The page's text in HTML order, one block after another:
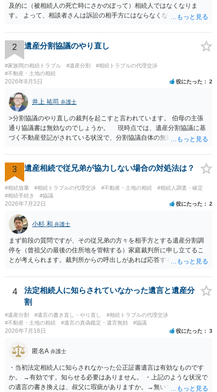
及的に（被相続人の死亡時にさかのぼって）相続人ではなくなりま
す。 よって、相談者さんは訴訟の相手方にはならなくなるので（明け
理証明を家庭裁判所で取得し、コピーを答弁書に添えて裁判所に提出
してください。 質問２について 請求棄却を求める答弁書を提出すれ
ば、第１回期日は出席する必要がありません。その日は差支え（用事
があり出席できない）との記載で十分です。 質問３について 弁護士で
はないので、ｍｉｎｔｓでの提出の必要は無いと思います。郵送（期
限までに届けばよい）で十分です。 詳細は、書面記載の裁判所書記官
にお問い合わせください。 以上、ご参考まで。
2 遺産分割協議のやり直し
#家族間の相続トラブル #遺産分割
#相続トラブルの代理交渉
#不動産・土地の相続
2026年8月5日 役にたった 2
井上 祐司 弁護士
>分割協議のやり直しの裁判を起こすと言われています。 伯母の主張
通り協議書は無効なのでしょうか。 現時点では、遺産分割協議に基
づく不動産登記がされている状況で、分割協議自体の無効を裁判所が
方の訴訟の主張及び立証次第ですが、 ・御祖母様の認知能力に関する
医師の意見書、筆跡鑑定 が提出されればその効力が否定される可能性
はありますが、 ・伯母様自身が分割協議に加わっていること ・御祖母
様の意に反する遺産分割協議を行う実益が誰にあったかの立証が困難
であること からすると、実際に遺産分割協議の効力が否定される可能
性はそれほど高くない（立証のハードルは非常に高い）ということが
言えると思います。
3 遺産相続で従兄弟が協力しない場合の対処法は？
#相続放棄 #相続トラブルの代理交渉 #不動産・土地の相続
#相続人調査・確定
#相続手続き
#協議
2026年7月22日 役にたった 2
小杉 和 弁護士
まず前段の質問ですが、その従兄弟の方々を相手方とする遺産分割調
停を（曾祖父の最後の住所地を管轄する）家庭裁判所に申し立てるこ
とが考えられます。裁判所からの呼出しがあれば応答する可能性がま
能と思われます。時間が思った以上にないので必要書類をてきぱきと
揃える必要があります。その点是非御注意ください。
4
法定相続人に知らされていなかった遺言と遺産分
割
#遺産分割 #遺言の書き直し・やり直し
#相続トラブルの代理交渉
#不動産・土地の相続
#遺言の真偽鑑定・遺言無効 #協議
2026年7月18日 役にたった 3
匿名A 弁護士
・当初法定相続人に知らされなかった公正証書遺言は有効なものです
か。 →有効です。知らせる必要はありません。 ・上記のような状況で
の遺言の書き換えは、叔父に瑕疵がありますか。→無いです。 ・分割